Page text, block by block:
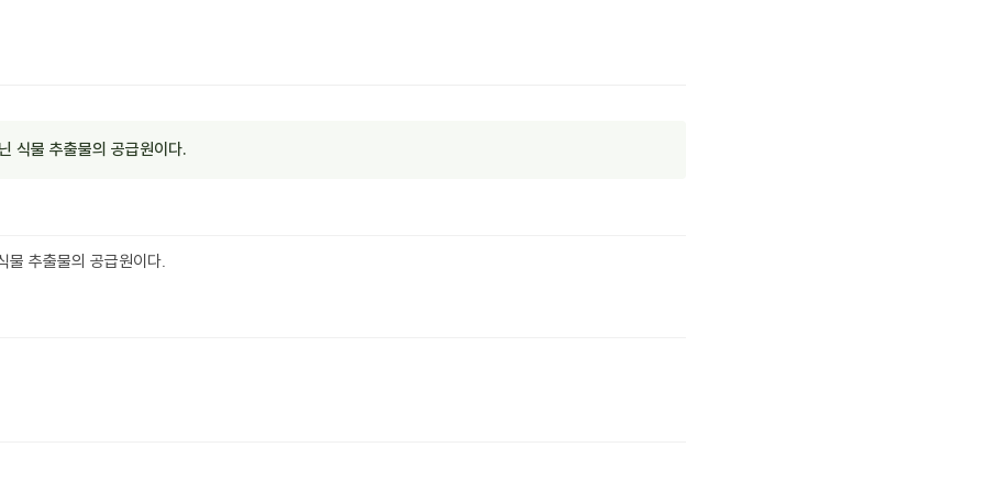
식물 추출물의 공급원이다.
물 추출물의 공급원이다.